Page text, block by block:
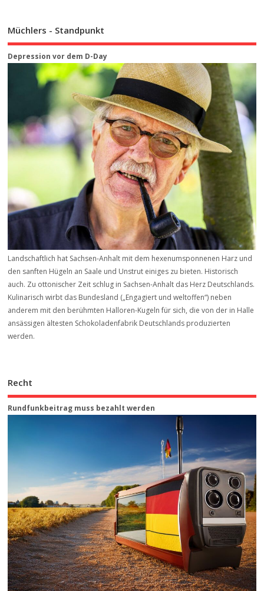
Müchlers - Standpunkt
Depression vor dem D-Day
Landschaftlich hat Sachsen-Anhalt mit dem hexenumsponnenen Harz und
den sanften Hügeln an Saale und Unstrut einiges zu bieten. Historisch
auch. Zu ottonischer Zeit schlug in Sachsen-Anhalt das Herz Deutschlands.
Kulinarisch wirbt das Bundesland („Engagiert und weltoffen“) neben
anderem mit den berühmten Halloren-Kugeln für sich, die von der in Halle
ansässigen ältesten Schokoladenfabrik Deutschlands produzierten
werden.
Recht
Rundfunkbeitrag muss bezahlt werden